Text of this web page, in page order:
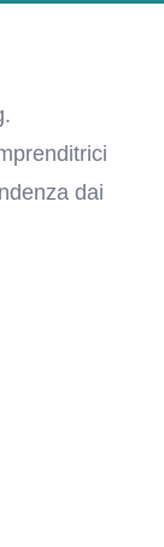
dai